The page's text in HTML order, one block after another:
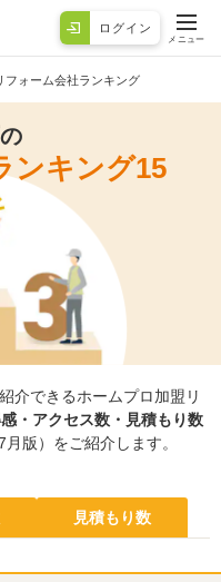
ログイン
メニュー
フォーム会社ランキング
の
ンキング15
介できるホームプロ加盟リ
・アクセス数・見積もり数
月版）をご紹介します。
見積もり数